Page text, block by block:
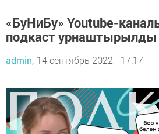
«БуНиБу» Youtube-
подкаст урнаштырылды
admin, 14 сентябрь 2022 - 17:17